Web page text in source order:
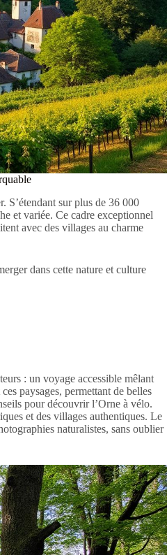
S’étendant sur plus de 36 000
et variée. Ce cadre exceptionnel
avec des villages au charme
dans cette nature et culture
: un voyage accessible mêlant
paysages, permettant de belles
pour découvrir l’Orne à vélo.
et des villages authentiques. Le
naturalistes, sans oublier